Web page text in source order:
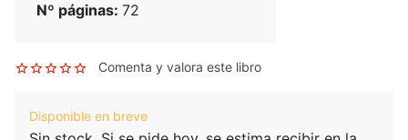
Nº páginas: 72
Comenta y valora este libro
Disponible en breve